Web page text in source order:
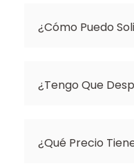
¿Cómo Puedo
¿Tengo Que
¿Qué Precio